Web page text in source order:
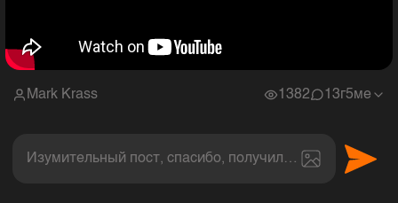
Mark Krass 1382 1 3г5ме
Изумительный пост, спасибо, получил величайшее